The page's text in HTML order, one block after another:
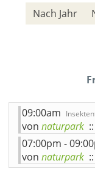
Nach Jahr
09:00am
von naturpark
07:00pm -
von naturpark